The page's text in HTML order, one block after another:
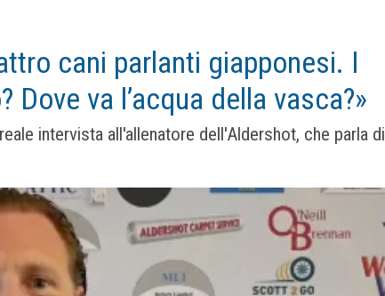
cani parlanti giapponesi. I
Dove va l’acqua della vasca?»
intervista all'allenatore dell'Aldershot, che parla di